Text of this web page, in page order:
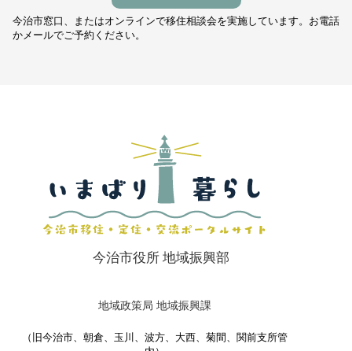
今治市窓口、またはオンラインで移住相談会を実施しています。お電話
かメールでご予約ください。
今治市役所 地域振興部
地域政策局 地域振興課
（旧今治市、朝倉、玉川、波方、大西、菊間、関前支所管